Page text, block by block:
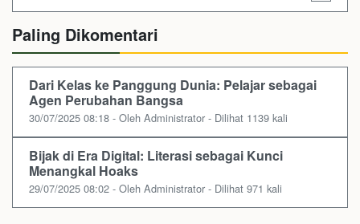
Paling Dikomentari
Dari Kelas ke Panggung Dunia: Pelajar sebagai
Agen Perubahan Bangsa
30/07/2025 08:18 - Oleh Administrator - Dilihat 1139 kali
Bijak di Era Digital: Literasi sebagai Kunci
Menangkal Hoaks
29/07/2025 08:02 - Oleh Administrator - Dilihat 971 kali